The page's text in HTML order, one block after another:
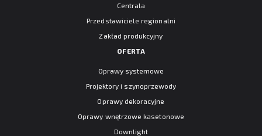
Centrala
Przedstawiciele regionalni
Zakład produkcyjny
OFERTA
Oprawy systemowe
Projektory i szynoprzewody
Oprawy dekoracyjne
Oprawy wnętrzowe kasetonowe
Downlight